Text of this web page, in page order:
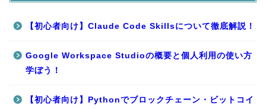
【初心者向け】Claude Code Skillsについて徹底解説！
Google Workspace Studioの概要と個人利用の使い方
学ぼう！
【初心者向け】Pythonでブロックチェーン・ビットコイ